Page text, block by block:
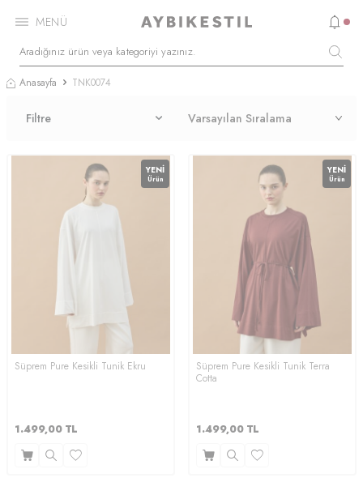
MENÜ
Anasayfa TNK0074
Filtre
YENI
Ürün
Süprem Pure Kesikli Tunik Ekru
1.499,00 TL
YENI
Ürün
Süprem Pure Kesikli Tunik Terra
Cotta
1.499,00 TL